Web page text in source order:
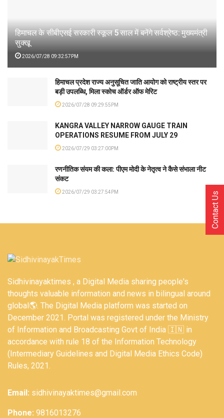
हिमाचल के सीबीएसई सरकारी स्कूल 5 साल में बनेंगे सर्वश्रेष्ठ: मुख्यमंत्री
सुक्खू
2026/07/28 09:32:57PM
हिमाचल प्रदेश राज्य अनुसूचित जाति आयोग को राष्ट्रीय स्तर पर
बड़ी उपलब्धि, मिला स्कोच ऑर्डर ऑफ मेरिट
2026/07/28 09:29:55PM
KANGRA VALLEY NARROW GAUGE TRAIN
OPERATIONS RESUME FROM JULY 29
2026/07/29 03:27:00PM
रणनीतिक संयम की कला: पीएम मोदी के नेतृत्व ने कैसे संभाला नीट
संकट
2026/07/29 03:27:54PM
Sidhivinayaktimes , a Digital Media sharing people's
thoughts valuable information and news in bilingual around
global🌎. The Digital Media platform was started on
December 2021. Portal was registered under the Ministry
of Information and Broadcasting Govt of India 🇮🇳 in
accordance with rule 18 of the Information Technology
(Intermediary Guidelines and Digital Media Ethics Code)
Rules, 2021.
Email: sidhivinayaktimes@gmail.com
Phone: 9816013276
Contact Us